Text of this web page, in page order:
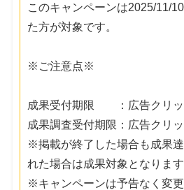
このキャンペーンは2025/11/
た方が対象です。
※ご注意点※
成果受付期限 ：広告クリッ
成果調査受付期限：広告クリ
※掲載が終了した場合も成果
れた場合は成果対象となります
※キャンペーンは予告なく変